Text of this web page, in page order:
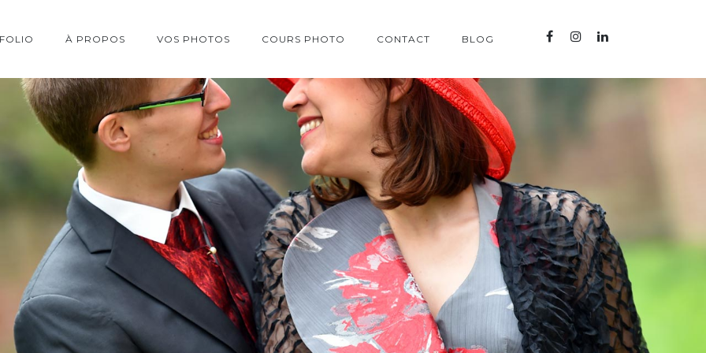
À PROPOS VOS PHOTOS COURS PHOTO CONTACT BLOG